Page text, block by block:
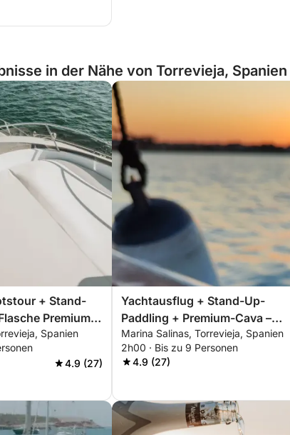
in der Nähe von Torrevieja, Spanien
+ Stand-
Premium-
Spanien
4.9 (27)
Yachtausflug + Stand-Up-
Paddling + Premium-Cava –
Morgens, Nachmittags oder
Sonnenuntergang – 2 Stunden –
ALLES INKLUSIVE
Marina Salinas, Torrevieja, Spanien
2h00 · Bis zu 9 Personen
4.9 (27)